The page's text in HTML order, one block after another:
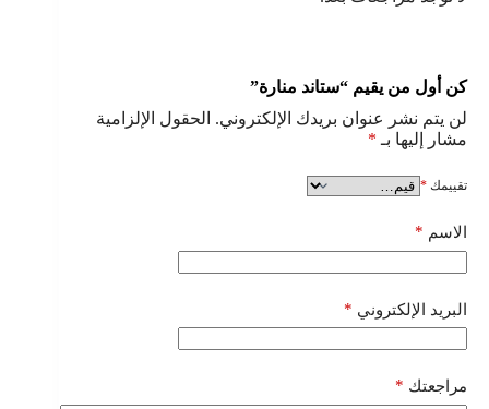
كن أول من يقيم “ستاند منارة”
لن يتم نشر عنوان بريدك الإلكتروني. الحقول الإلزامية
مشار إليها بـ *
تقييمك *
الاسم *
البريد الإلكتروني *
مراجعتك *